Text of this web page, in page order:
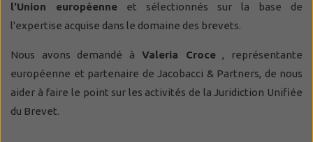
l'Union européenne et sélectionnés sur la base de
l'expertise acquise dans le domaine des brevets.
Nous avons demandé à Valeria Croce, représentante
européenne et partenaire de Jacobacci & Partners, de nous
aider à faire le point sur les activités de la Juridiction Unifiée
du Brevet.